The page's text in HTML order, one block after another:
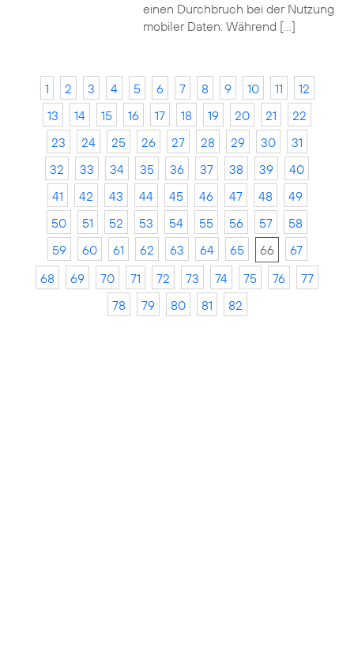
einen Durchbruch bei der Nutzung
mobiler Daten: Während […]
1 2 3 4 5 6 7 8 9 10 11
12
13
14 15 16 17 18 19 20 21
22
23
24 25 26 27 28 29 30
31
32
33 34 35 36 37 38 39
40
41
42 43 44 45 46 47 48
49
50
51 52 53 54 55 56 57
58
59
60 61 62 63 64 65 66
67
68
69 70 71 72 73 74 75 76
77
78
79 80 81 82